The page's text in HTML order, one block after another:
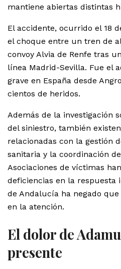
mantiene abiertas distintas
El accidente, ocurrido el 18
el choque entre un tren de
convoy Alvia de Renfe tras
línea Madrid-Sevilla. Fue el
grave en España desde
cientos de heridos.
Además de la investigación
del siniestro, también
relacionadas con la gestión
sanitaria y la coordinación
Asociaciones de víctimas
deficiencias en la
de Andalucía ha negado
en la atención.
El dolor de
presente